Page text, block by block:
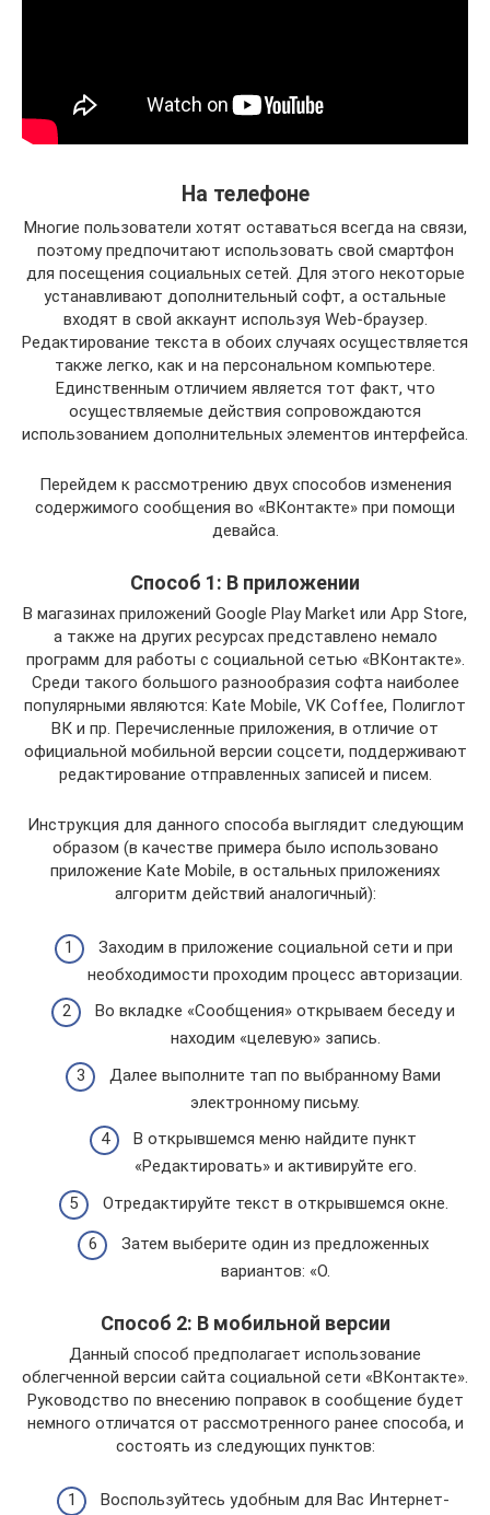
На телефоне
Многие пользователи хотят оставаться всегда на связи,
поэтому предпочитают использовать свой смартфон
для посещения социальных сетей. Для этого некоторые
устанавливают дополнительный софт, а остальные
входят в свой аккаунт используя Web-браузер.
Редактирование текста в обоих случаях осуществляется
также легко, как и на персональном компьютере.
Единственным отличием является тот факт, что
осуществляемые действия сопровождаются
использованием дополнительных элементов интерфейса.
Перейдем к рассмотрению двух способов изменения
содержимого сообщения во «ВКонтакте» при помощи
девайса.
Способ 1: В приложении
В магазинах приложений Google Play Market или App Store,
а также на других ресурсах представлено немало
программ для работы с социальной сетью «ВКонтакте».
Среди такого большого разнообразия софта наиболее
популярными являются: Kate Mobile, VK Coffee, Полиглот
ВК и пр. Перечисленные приложения, в отличие от
официальной мобильной версии соцсети, поддерживают
редактирование отправленных записей и писем.
Инструкция для данного способа выглядит следующим
образом (в качестве примера было использовано
приложение Kate Mobile, в остальных приложениях
алгоритм действий аналогичный):
Заходим в приложение социальной сети и при
необходимости проходим процесс авторизации.
Во вкладке «Сообщения» открываем беседу и
находим «целевую» запись.
Далее выполните тап по выбранному Вами
электронному письму.
В открывшемся меню найдите пункт
«Редактировать» и активируйте его.
Отредактируйте текст в открывшемся окне.
Затем выберите один из предложенных
вариантов: «О.
Способ 2: В мобильной версии
Данный способ предполагает использование
облегченной версии сайта социальной сети «ВКонтакте».
Руководство по внесению поправок в сообщение будет
немного отличатся от рассмотренного ранее способа, и
состоять из следующих пунктов:
Воспользуйтесь удобным для Вас Интернет-